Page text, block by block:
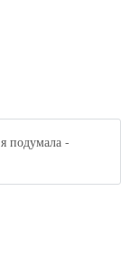
подумала -